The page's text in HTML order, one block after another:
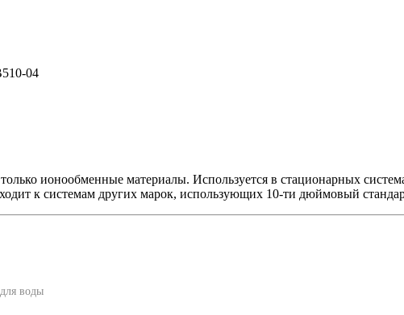
04
ионообменные материалы. Используется в стационарных
к системам других марок, использующих 10-ти дюймовый
воды